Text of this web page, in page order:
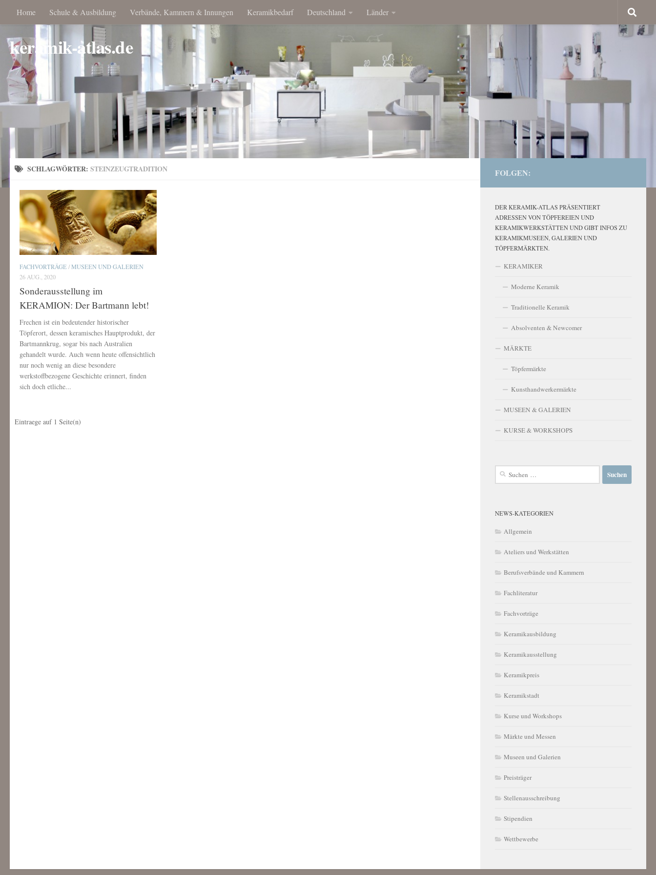
Home Schule & Ausbildung Verbände, Kammern & Innungen Keramikbedarf Deutschland Länder
keramik-atlas.de
SCHLAGWÖRTER: STEINZEUGTRADITION
FACHVORTRÄGE /MUSEEN UND GALERIEN
26 AUG., 2020
Sonderausstellung im
KERAMION: Der Bartmann lebt!
Frechen ist ein bedeutender historischer
Töpferort, dessen keramisches Hauptprodukt, der
Bartmannkrug, sogar bis nach Australien
gehandelt wurde. Auch wenn heute offensichtlich
nur noch wenig an diese besondere
werkstoffbezogene Geschichte erinnert, finden
sich doch etliche...
Eintraege auf 1 Seite(n)
FOLGEN:
DER KERAMIK-ATLAS PRÄSENTIERT
ADRESSEN VON TÖPFEREIEN UND
KERAMIKWERKSTÄTTEN UND GIBT INFOS ZU
KERAMIKMUSEEN, GALERIEN UND
TÖPFERMÄRKTEN.
KERAMIKER
Moderne Keramik
Traditionelle Keramik
Absolventen & Newcomer
MÄRKTE
Töpfermärkte
Kunsthandwerkermärkte
MUSEEN & GALERIEN
KURSE & WORKSHOPS
Suchen
NEWS-KATEGORIEN
Allgemein
Ateliers und Werkstätten
Berufsverbände und Kammern
Fachliteratur
Fachvorträge
Keramikausbildung
Keramikausstellung
Keramikpreis
Keramikstadt
Kurse und Workshops
Märkte und Messen
Museen und Galerien
Preisträger
Stellenausschreibung
Stipendien
Wettbewerbe